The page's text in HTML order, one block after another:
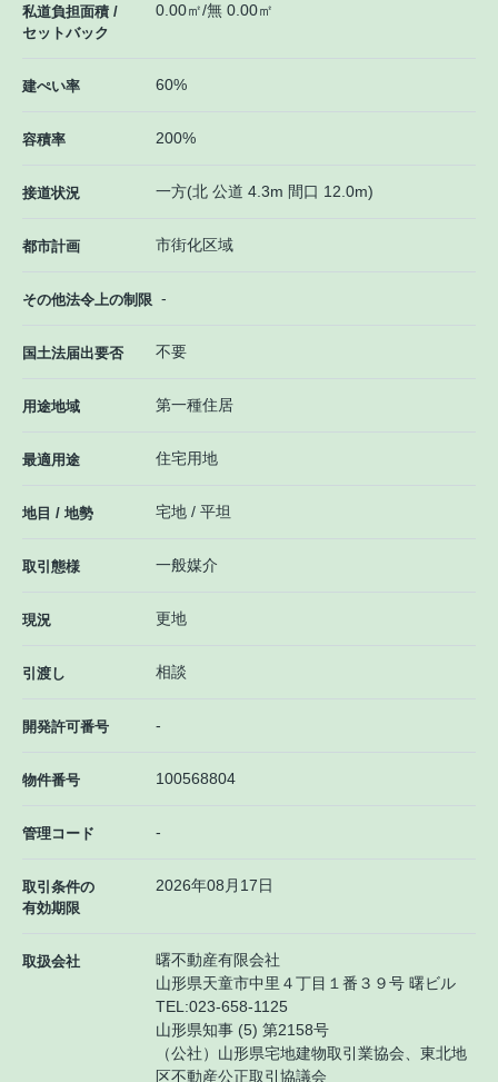
私道負担面積 /
セットバック
0.00㎡/無 0.00㎡
建ぺい率 60%
容積率 200%
接道状況 一方(北 公道 4.3m 間口 12.0m)
都市計画 市街化区域
その他法令上の制限 -
国土法届出要否 不要
用途地域 第一種住居
最適用途 住宅用地
地目 / 地勢 宅地 / 平坦
取引態様 一般媒介
現況 更地
引渡し 相談
開発許可番号 -
物件番号 100568804
管理コード -
取引条件の
有効期限
2026年08月17日
取扱会社
曙不動産有限会社
山形県天童市中里４丁目１番３９号 曙ビル
TEL:023-658-1125
山形県知事 (5) 第2158号
（公社）山形県宅地建物取引業協会、東北地
区不動産公正取引協議会